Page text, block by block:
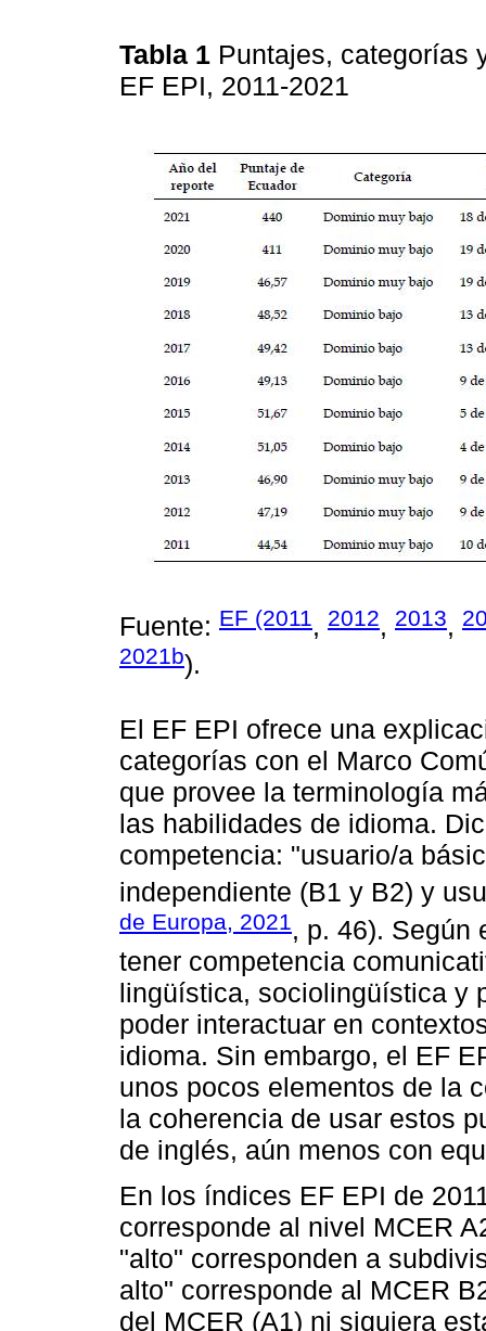
Tabla 1 Puntajes, categorías
EF EPI, 2011-2021
Fuente: EF (2011, 2012, 2013,
2021b).
El EF EPI ofrece una
categorías con el Marco
que provee la terminología
las habilidades de idioma.
competencia: "usuario/a
independiente (B1 y B2) y
de Europa, 2021 , p. 46). Según
tener competencia
lingüística, sociolingüística y
poder interactuar en
idioma. Sin embargo, el EF
unos pocos elementos de la
la coherencia de usar estos
de inglés, aún menos con
En los índices EF EPI de
corresponde al nivel MCER
"alto" corresponden a
alto" corresponde al MCER
del MCER (A1) ni siquiera